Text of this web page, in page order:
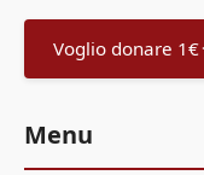
Voglio donare 1€
Menu